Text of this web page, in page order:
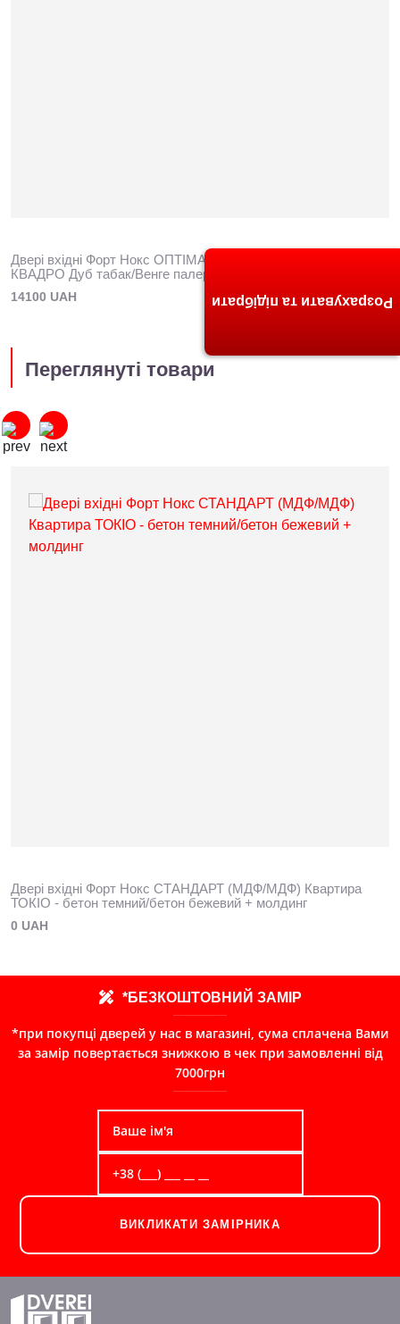
Двері вхідні Форт Нокс ОПТІМА (МДФ/МДФ) Квартира
КВАДРО Дуб табак/Венге палермо
14100 UAH
Переглянуті товари
Двері вхідні Форт Нокс СТАНДАРТ (МДФ/МДФ) Квартира
ТОКІО - бетон темний/бетон бежевий + молдинг
0 UAH
*БЕЗКОШТОВНИЙ ЗАМІР
*при покупці дверей у нас в магазині, сума сплачена Вами
за замір повертається знижкою в чек при замовленні від
7000грн
ВИКЛИКАТИ ЗАМІРНИКА
Розрахувати та підібрати